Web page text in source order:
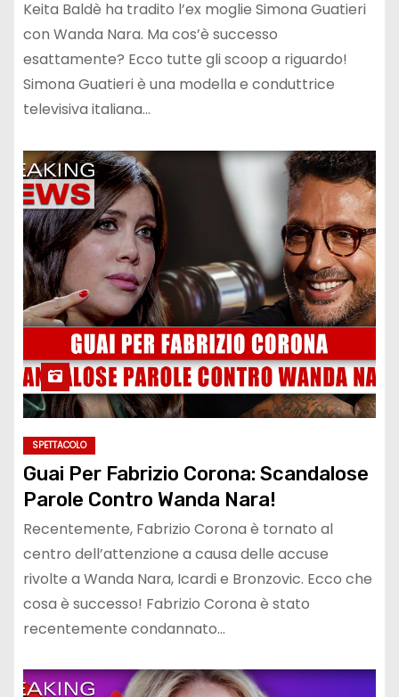
Keita Baldè ha tradito l’ex moglie Simona Guatieri
con Wanda Nara. Ma cos’è successo
esattamente? Ecco tutte gli scoop a riguardo!
Simona Guatieri è una modella e conduttrice
televisiva italiana…
SPETTACOLO
Guai Per Fabrizio Corona: Scandalose
Parole Contro Wanda Nara!
Recentemente, Fabrizio Corona è tornato al
centro dell’attenzione a causa delle accuse
rivolte a Wanda Nara, Icardi e Bronzovic. Ecco che
cosa è successo! Fabrizio Corona è stato
recentemente condannato…